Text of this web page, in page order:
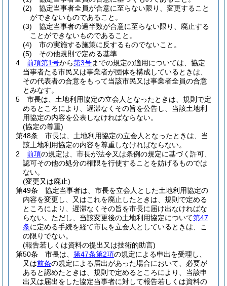
(2)
協定当事者全員が合意に至らない限り、変更すること
ができないものであること。
(3)
協定当事者の過半数が合意に至らない限り、廃止する
ことができないものであること。
(4)
市の実施する施策に反するものでないこと。
(5)
その他規則で定める基準
4
前項第1号から第3号までの規定の適用については、協定
当事者たる市民又は事業者が団体を構成しているときは、
その代表者の合意をもって当該市民又は事業者全員の合意
とみなす。
5
市長は、土地利用協定の立会人となったときは、規則で定
めるところにより、遅滞なくその旨を公告し、当該土地利
用協定の内容を公表しなければならない。
(協定の尊重)
第48条
市長は、土地利用協定の立会人となったときは、当
該土地利用協定の内容を尊重しなければならない。
2
前項の規定は、市長が法令又は条例の規定に基づく許可、
認可その他の処分の権限を行使することを妨げるものでは
ない。
(変更又は廃止)
第49条
協定当事者は、市長を立会人とした土地利用協定の
内容を変更し、又はこれを廃止したときは、規則で定める
ところにより、遅滞なくその旨を市長に届け出なければな
らない。 ただし、当該変更後の土地利用協定について第47
条に定める手続を経て市長を立会人としているときは、こ
の限りでない。
(報告若しくは資料の提出又は技術的助言)
第50条
市長は、 第47条第2項の規定による申出を受理し、
又は前条の規定による届出があった場合において、必要が
あると認めたときは、規則で定めるところにより、当該申
出又は届出をした協定当事者に対して報告若しくは資料の